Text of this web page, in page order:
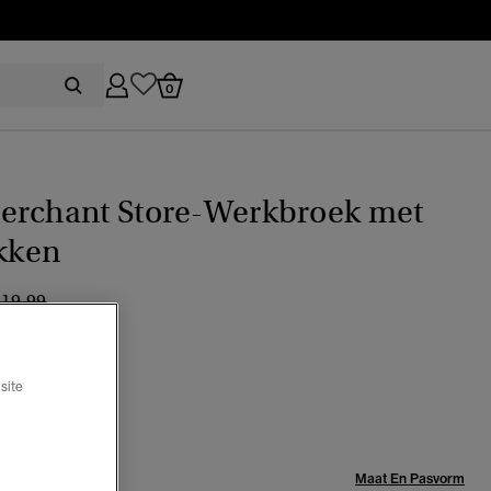
0
Store-Werkbroek met
verlaagd van
naar
geselecteerd
Maat En Pasvorm